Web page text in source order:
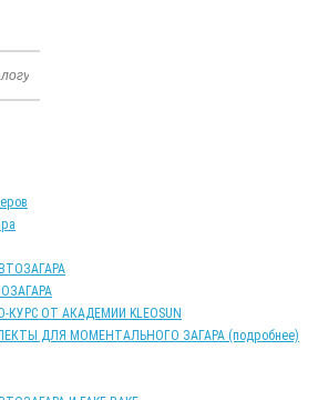
ОТ АКАДЕМИИ KLEOSUN
ДЛЯ МОМЕНТАЛЬНОГО ЗАГАРА (подробнее)